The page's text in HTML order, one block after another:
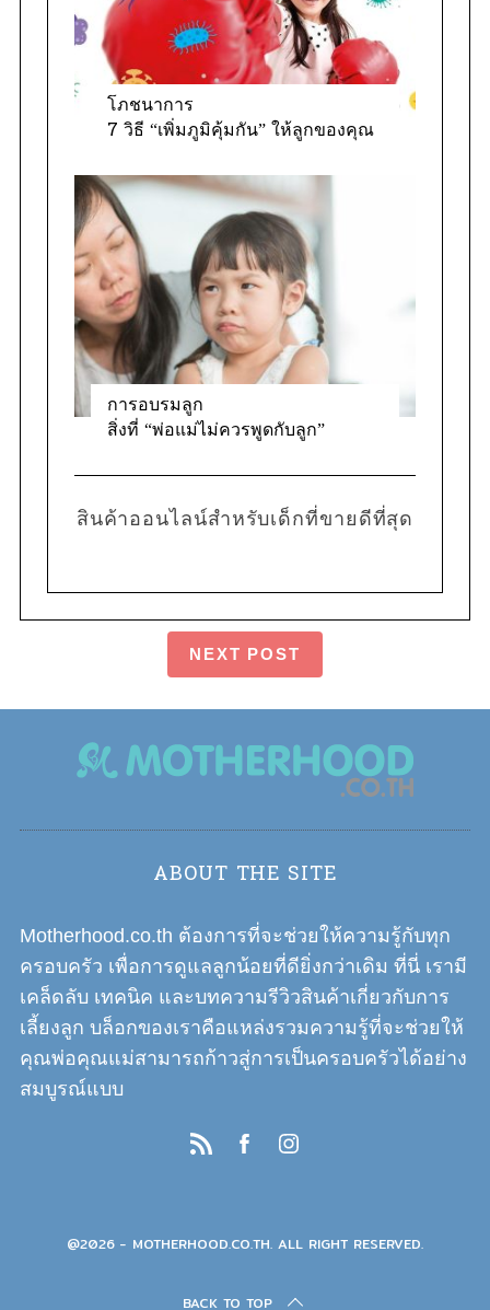
โภชนาการ
7 วิธี “เพิ่มภูมิคุ้มกัน” ให้ลูกของคุณ
การอบรมลูก
สิ่งที่ “พ่อแม่ไม่ควรพูดกับลูก”
สินค้าออนไลน์สำหรับเด็กที่ขายดีที่สุด
NEXT POST
ABOUT THE SITE
Motherhood.co.th ต้องการที่จะช่วยให้ความรู้กับทุก
ครอบครัว เพื่อการดูแลลูกน้อยที่ดียิ่งกว่าเดิม ที่นี่ เรามี
เคล็ดลับ เทคนิค และบทความรีวิวสินค้าเกี่ยวกับการ
เลี้ยงลูก บล็อกของเราคือแหล่งรวมความรู้ที่จะช่วยให้
คุณพ่อคุณแม่สามารถก้าวสู่การเป็นครอบครัวได้อย่าง
สมบูรณ์แบบ
@2026 - MOTHERHOOD.CO.TH. ALL RIGHT RESERVED.
BACK TO TOP